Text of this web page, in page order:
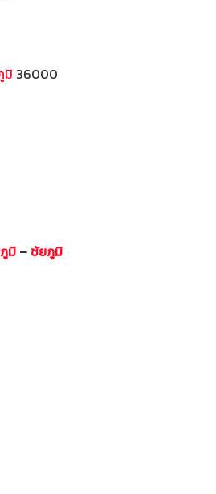
มิ 36000
มิ –ชัยภูมิ